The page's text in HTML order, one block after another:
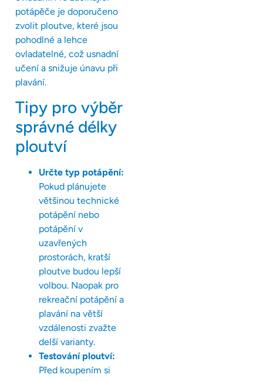
potápěče je doporučeno
zvolit ploutve, které jsou
pohodlné a lehce
ovladatelné, což usnadní
učení a snižuje únavu při
plavání.
Tipy pro výběr
správné délky
ploutví
Určte typ potápění:
Pokud plánujete
většinou technické
potápění nebo
potápění v
uzavřených
prostorách, kratší
ploutve budou lepší
volbou. Naopak pro
rekreační potápění a
plavání na větší
vzdálenosti zvažte
delší varianty.
Testování ploutví:
Před koupením si